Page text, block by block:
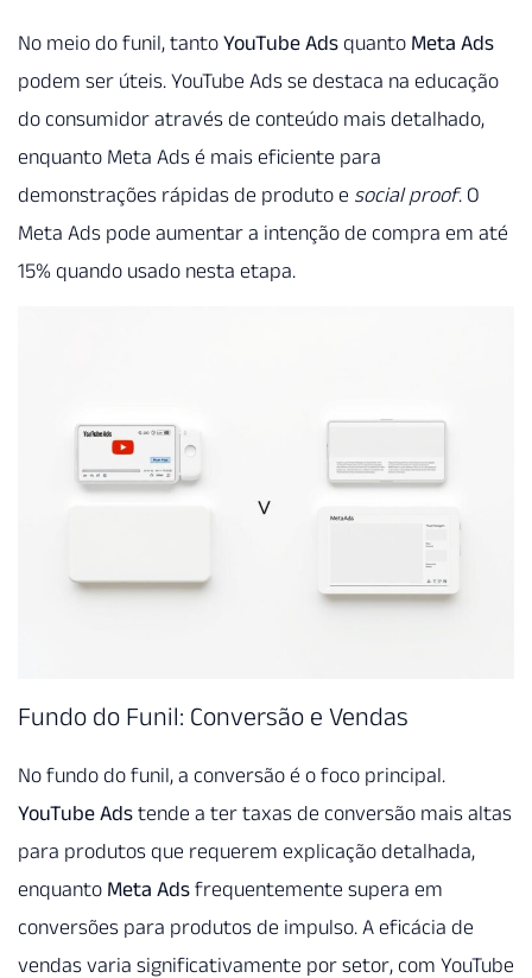
No meio do funil, tanto YouTube Ads quanto Meta Ads
podem ser úteis. YouTube Ads se destaca na educação
do consumidor através de conteúdo mais detalhado,
enquanto Meta Ads é mais eficiente para
demonstrações rápidas de produto e social proof. O
Meta Ads pode aumentar a intenção de compra em até
15% quando usado nesta etapa.
Fundo do Funil: Conversão e Vendas
No fundo do funil, a conversão é o foco principal.
YouTube Ads tende a ter taxas de conversão mais altas
para produtos que requerem explicação detalhada,
enquanto Meta Ads frequentemente supera em
conversões para produtos de impulso. A eficácia de
vendas varia significativamente por setor, com YouTube